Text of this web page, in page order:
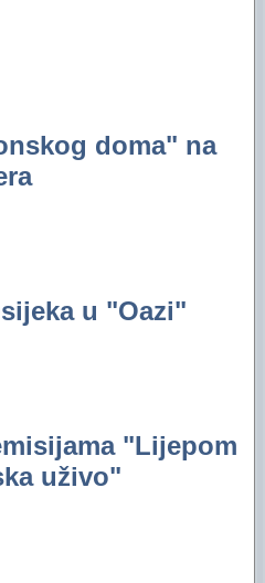
doma" na
u "Oazi"
"Lijepom
uživo"